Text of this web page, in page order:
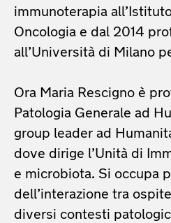
immunoterapia
Oncologia e dal 2014
all’Università di Milano
Ora Maria Rescigno è
Patologia Generale ad
group leader ad
dove dirige l’Unità di
e microbiota. Si occupa
dell’interazione tra
diversi contesti